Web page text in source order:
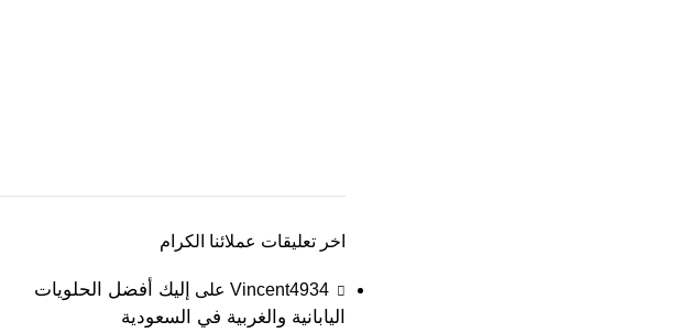
اخر تعليقات عملائنا الكرام
Vincent4934 على
إليك أفضل الحلويات
اليابانية والغربية في السعودية